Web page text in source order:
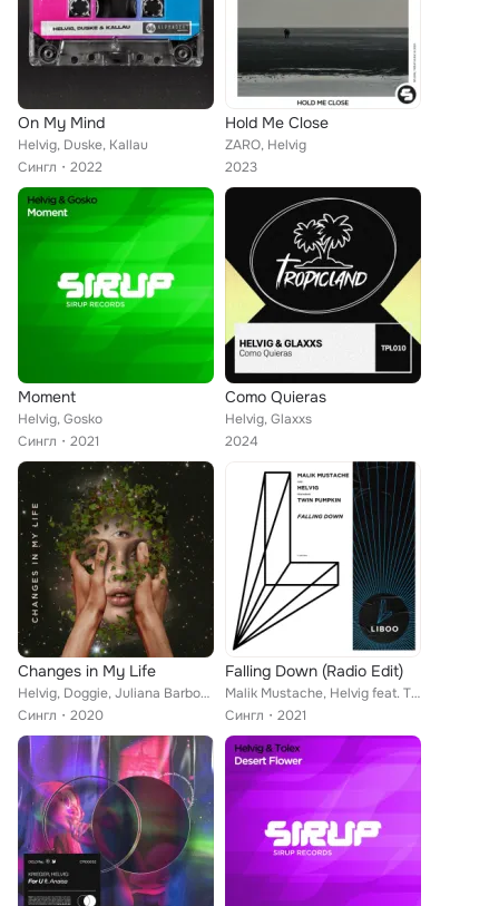
On My Mind
Helvig, Duske, Kallau
Сингл
2022
Hold Me Close
ZARO, Helvig
2023
Moment
Helvig, Gosko
Сингл
2021
Como Quieras
Helvig, Glaxxs
2024
Changes in My Life
Helvig, Doggie, Juliana Barbosa
Сингл
2020
Falling Down (Radio Edit)
Malik Mustache, Helvig feat. Twin Pumpkin
Сингл
2021